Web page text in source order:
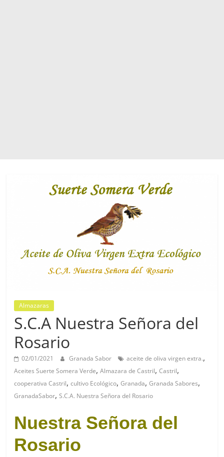
Almazaras
S.C.A Nuestra Señora del
Rosario
02/01/2021 Granada Sabor aceite de oliva virgen extra.,
Aceites Suerte Somera Verde,Almazara de Castril,Castril,
cooperativa Castril,cultivo Ecológico,Granada,Granada Sabores,
GranadaSabor,S.C.A. Nuestra Señora del Rosario
Nuestra Señora del
Rosario